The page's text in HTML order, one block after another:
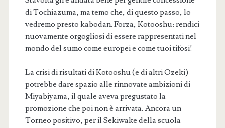
di Tochiazuma, ma temo che, di questo passo, lo
vedremo presto kabodan. Forza, Kotooshu: rendici
nuovamente orgogliosi di essere rappresentati nel
mondo del sumo come europei e come tuoi tifosi!
La crisi di risultati di Kotooshu (e di altri Ozeki)
potrebbe dare spazio alle rinnovate ambizioni di
Miyabiyama, il quale aveva pregustato la
promozione che poi non è arrivata. Ancora un
Torneo positivo, per il Sekiwake della scuola